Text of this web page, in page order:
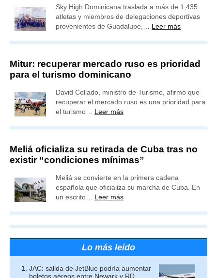
Sky High Dominicana traslada a más de 1,435
atletas y miembros de delegaciones deportivas
provenientes de Guadalupe,… Leer más
Mitur: recuperar mercado ruso es prioridad
para el turismo dominicano
David Collado, ministro de Turismo, afirmó que
recuperar el mercado ruso es una prioridad para
el turismo… Leer más
Meliá oficializa su retirada de Cuba tras no
existir “condiciones mínimas”
Meliá se convierte en la primera cadena
española que oficializa su marcha de Cuba. En
un escrito… Leer más
Lo más leído
JAC: salida de JetBlue podría aumentar
boletos aéreos entre Newark y RD